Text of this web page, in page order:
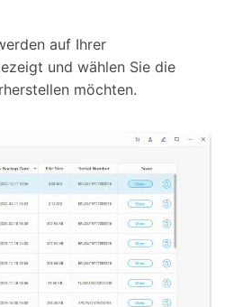
auf Ihrer
und wählen Sie die
möchten.